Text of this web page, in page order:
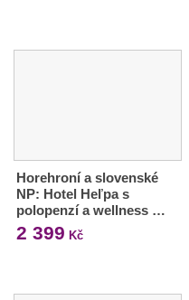
Horehroní a slovenské
NP: Hotel Heľpa s
polopenzí a wellness …
2 399 Kč